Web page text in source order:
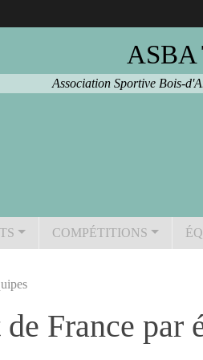
ASBA
Association Sportive Bois-
COMPÉTITIONS
France par